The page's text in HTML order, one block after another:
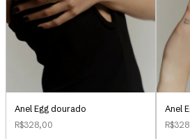
Anel Egg dourado
R$328,00
Anel